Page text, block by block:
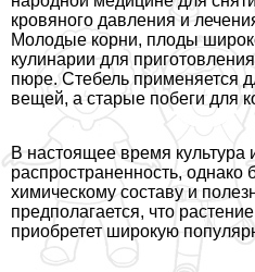
кровяного давления и
Молодые корни, плоды
кулинарии для
пюре. Стебель применяется
вещей, а старые побеги для
В настоящее время культура
распространенность, однако
химическому составу и
предполагается, что
приобретет широкую